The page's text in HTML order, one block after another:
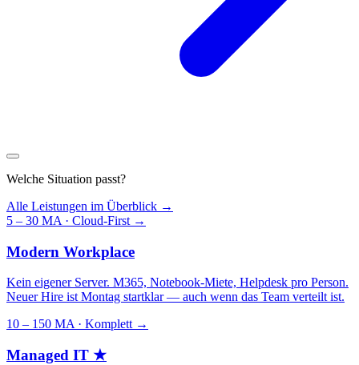
Welche Situation passt?
Alle Leistungen im Überblick →
5 – 30 MA · Cloud-First →
Modern Workplace
Kein eigener Server. M365, Notebook-Miete, Helpdesk pro Person.
Neuer Hire ist Montag startklar — auch wenn das Team verteilt ist.
10 – 150 MA · Komplett →
Managed IT ★